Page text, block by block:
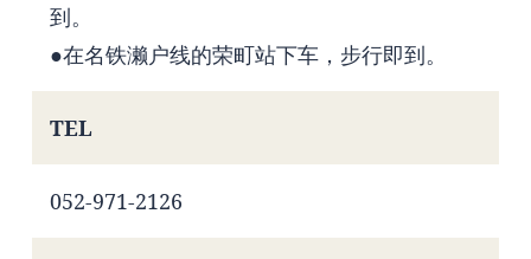
到。
●在名铁濑户线的荣町站下车，步行即到。
TEL
052-971-2126